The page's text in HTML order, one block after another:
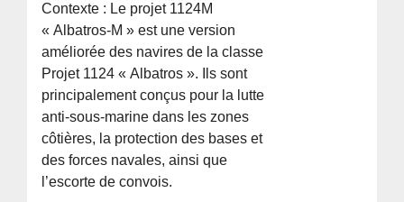
Contexte : Le projet 1124M
« Albatros-M » est une version
améliorée des navires de la classe
Projet 1124 « Albatros ». Ils sont
principalement conçus pour la lutte
anti-sous-marine dans les zones
côtières, la protection des bases et
des forces navales, ainsi que
l’escorte de convois.